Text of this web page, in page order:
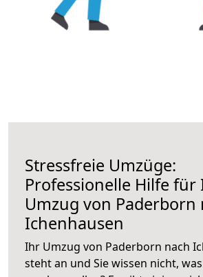
Stressfreie Umzüge:
Professionelle Hilfe für
Umzug von Paderborn
Ichenhausen
Ihr Umzug von Paderborn nach
steht an und Sie wissen nicht,